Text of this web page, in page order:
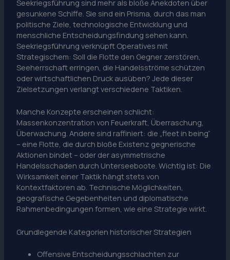
Seekriegsführung sind mehr als bloße Anekdoten über
gesunkene Schiffe. Sie sind ein Prisma, durch das man
politische Ziele, technologische Entwicklung und
menschliche Entscheidungsfindung sehen kann.
Seekriegsführung verknüpft Operatives mit
Strategischem: Soll die Flotte den Gegner zerstören,
Seeherrschaft erringen, die Handelsströme schützen
oder wirtschaftlichen Druck ausüben? Jede dieser
Zielsetzungen verlangt verschiedene Taktiken.
Manche Konzepte erscheinen schlicht:
Massenkonzentration von Feuerkraft, Überraschung,
Überwachung. Andere sind raffiniert: die „fleet in being“
– eine Flotte, die durch bloße Existenz gegnerische
Aktionen bindet – oder der asymmetrische
Handelsschaden durch Unterseeboote. Wichtig ist: Die
Wirksamkeit einer Taktik hängt stets von
Kontextfaktoren ab. Technische Möglichkeiten,
geografische Gegebenheiten und diplomatische
Rahmenbedingungen formen, wie eine Strategie wirkt.
Grundlegende Kategorien historischer Strategien
Offensive Entscheidungsschlachten zur